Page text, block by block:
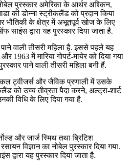
पुरस्कार अमेरिका के आर्थर अश्किन,
की डोन्ना स्ट्रीकलैंड को प्रदान किया
भौतिकी के क्षेत्र में अभूतपूर्व खोज के लिए
साइंस द्वारा यह पुरस्कार दिया जाता है.
वाली तीसरी महिला है. इससे पहले यह
1963 में मारिया गोपर्ट-मायेर को दिया गया
पाने वाली तीसरी महिला बनी हैं.
ट्वीजर्स और जैविक प्रणाली में उसके
को उच्च तीव्रता पैदा करने, अल्ट्रा-शार्ट
विधि के लिए दिया गया है.
और जार्ज स्मिथ तथा ब्रिटिश
विज्ञान का नोबेल पुरस्कार दिया गया.
द्वारा यह पुरस्कार दिया जाता है.